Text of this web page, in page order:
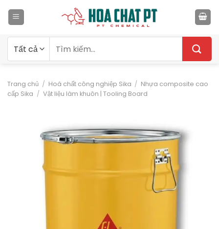
qua
kiếm:
Trang chủ / Hoá chất công nghiệp Sika / Nhựa composite cao
cấp Sika / Vật liệu làm khuôn | Tooling Board